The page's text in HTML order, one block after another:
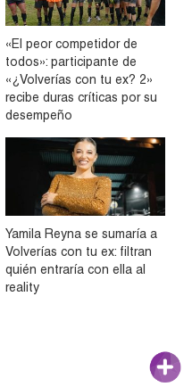
«El peor competidor de
todos»: participante de
«¿Volverías con tu ex? 2»
recibe duras críticas por su
desempeño
Yamila Reyna se sumaría a
Volverías con tu ex: filtran
quién entraría con ella al
reality